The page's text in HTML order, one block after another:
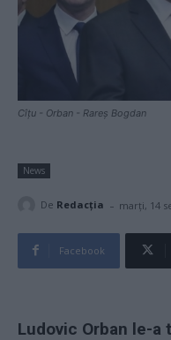
Cîțu - Orban - Rareș Bogdan
News
De Redacţia - marți, 14
Facebook
Ludovic Orban le-